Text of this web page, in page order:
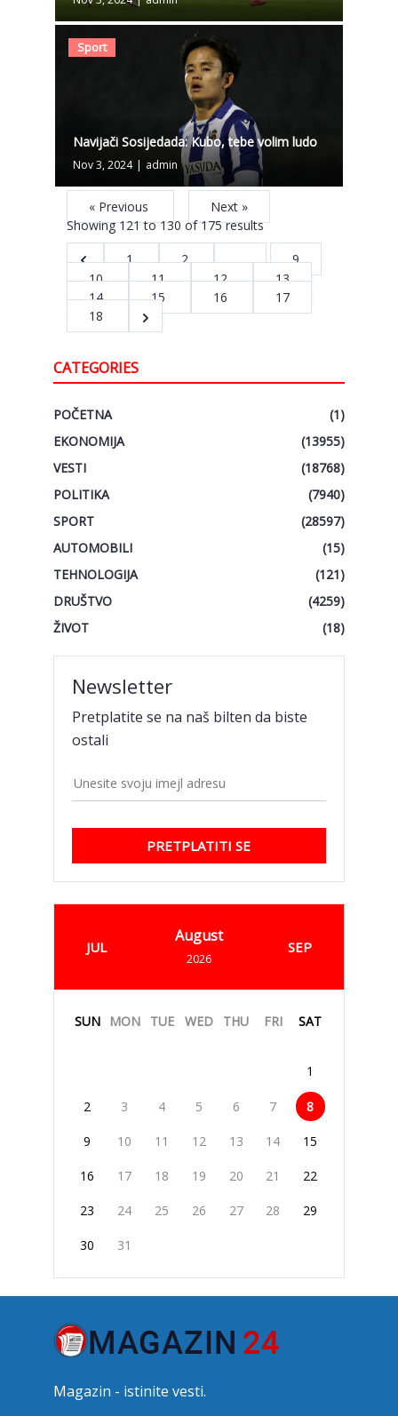
Sport
Navijači Sosijedada: Kubo, tebe volim ludo
Nov 3, 2024 | admin
« Previous
Next »
Showing121to130 of175results
1
2 ...
9
10
11 12
13
14
15 16
17
18
CATEGORIES
POČETNA
(1)
EKONOMIJA
(13955)
VESTI
(18768)
POLITIKA
(7940)
SPORT
(28597)
AUTOMOBILI
(15)
TEHNOLOGIJA
(121)
DRUŠTVO
(4259)
ŽIVOT
(18)
Newsletter
Pretplatite se na naš bilten da biste
ostali
PRETPLATITI SE
JUL
August
2026
SEP
SUN MON TUE WED THU FRI SAT
1
2 3 4 5 6 7 8
9 10 11 12 13 14 15
16 17 18 19 20 21 22
23 24 25 26 27 28 29
30 31
Magazin - istinite vesti.